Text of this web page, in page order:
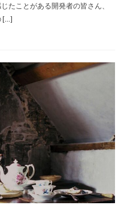
たことがある開発者の皆さん、
[…]